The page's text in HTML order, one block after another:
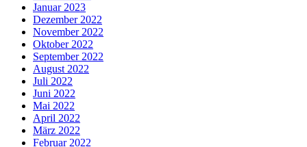
Januar 2023
Dezember 2022
November 2022
Oktober 2022
September 2022
August 2022
Juli 2022
Juni 2022
Mai 2022
April 2022
März 2022
Februar 2022